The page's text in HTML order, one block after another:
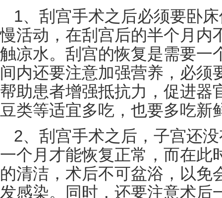
1、刮宫手术之后必须要卧
慢活动，在刮宫后的半个月内
触凉水。刮宫的恢复是需要一
间内还要注意加强营养，必须
帮助患者增强抵抗力，促进器
豆类等适宜多吃，也要多吃新
2、刮宫手术之后，子宫还
一个月才能恢复正常，而在此
的清洁，术后不可盆浴，以免
发感染。同时，还要注意术后